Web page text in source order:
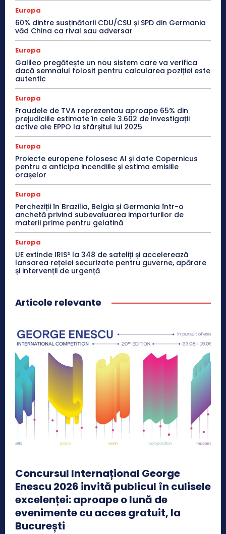
Europa
60% dintre susținătorii CDU/CSU și SPD din Germania
văd China ca rival sau adversar
Europa
Galileo pregătește un nou sistem care va verifica
dacă semnalul folosit pentru calcularea poziției este
autentic
Europa
Fraudele de TVA reprezentau aproape 65% din
prejudiciile estimate în cele 3.602 de investigații
active ale EPPO la sfârșitul lui 2025
Europa
Proiecte europene folosesc AI și date Copernicus
pentru a anticipa incendiile și estima emisiile
orașelor
Europa
Percheziții în Brazilia, Belgia și Germania într-o
anchetă privind subevaluarea importurilor de
materii prime pentru gelatină
Europa
UE extinde IRIS² la 348 de sateliți și accelerează
lansarea rețelei securizate pentru guverne, apărare
și intervenții de urgență
Articole relevante
Concursul Internațional George
Enescu 2026 invită publicul în culisele
excelenței: aproape o lună de
evenimente cu acces gratuit, la
București